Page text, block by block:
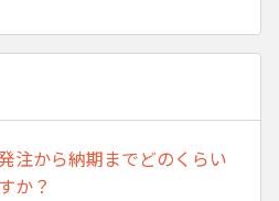
注から納期までどのくらい
か？